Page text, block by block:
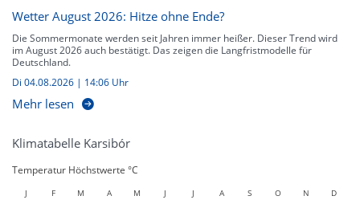
Wetter August 2026: Hitze ohne Ende?
Die Sommermonate werden seit Jahren immer heißer. Dieser Trend wird
im August 2026 auch bestätigt. Das zeigen die Langfristmodelle für
Deutschland.
Di 04.08.2026 | 14:06 Uhr
Mehr lesen
Klimatabelle Karsibór
Temperatur Höchstwerte °C
J F M A M J J A S O N D